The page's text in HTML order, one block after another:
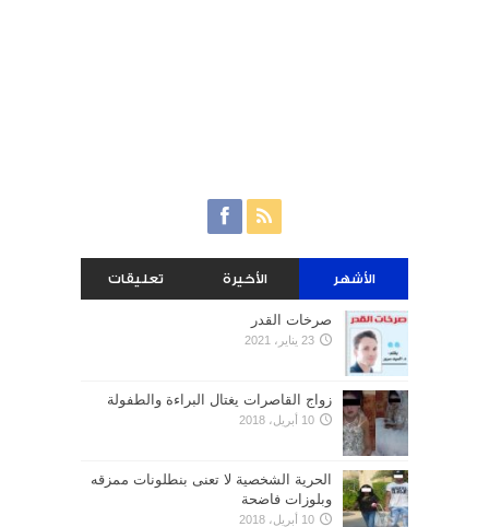
الأشهر الأخيرة تعليقات
صرخات القدر
23 يناير، 2021
زواج القاصرات يغتال البراءة والطفولة
10 أبريل، 2018
الحرية الشخصية لا تعنى بنطلونات ممزقه
وبلوزات فاضحة
10 أبريل، 2018